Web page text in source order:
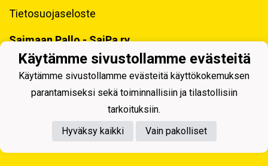
Tietosuojaseloste
Saimaan Pallo - SaiPa ry
Käynti- ja postiosoite ja Laskutustiedot
Powered by
Käytämme sivustollamme evästeitä
Käytämme sivustollamme evästeitä käyttökokemuksen
parantamiseksi sekä toiminnallisiin ja tilastollisiin
tarkoituksiin.
Hyväksy kaikki
Vain pakolliset